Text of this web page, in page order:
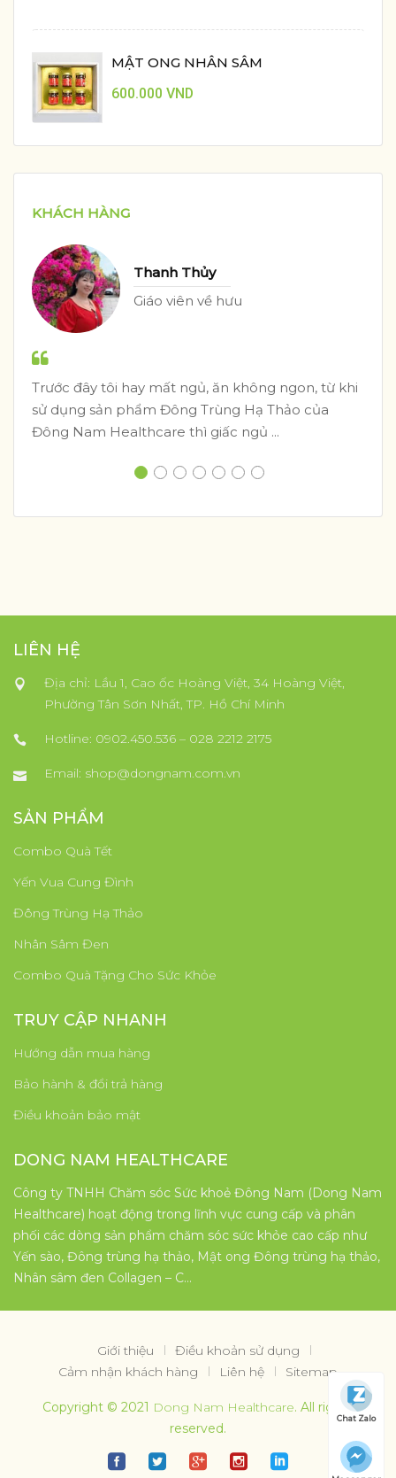
MẬT ONG NHÂN SÂM
600.000 VND
KHÁCH HÀNG
Thanh Thủy
Giáo viên về hưu
Trước đây tôi hay mất ngủ, ăn không ngon, từ khi
sử dụng sản phẩm Đông Trùng Hạ Thảo của
Đông Nam Healthcare thì giấc ngủ ...
LIÊN HỆ
Địa chỉ: Lầu 1, Cao ốc Hoàng Việt, 34 Hoàng Việt,
Phường Tân Sơn Nhất, TP. Hồ Chí Minh
Hotline: 0902.450.536 – 028 2212 2175
Email: shop@dongnam.com.vn
SẢN PHẨM
Combo Quà Tết
Yến Vua Cung Đình
Đông Trùng Hạ Thảo
Nhân Sâm Đen
Combo Quà Tặng Cho Sức Khỏe
TRUY CẬP NHANH
Hướng dẫn mua hàng
Bảo hành & đổi trả hàng
Điều khoản bảo mật
DONG NAM HEALTHCARE
Công ty TNHH Chăm sóc Sức khoẻ Đông Nam (Dong Nam
Healthcare) hoạt động trong lĩnh vực cung cấp và phân
phối các dòng sản phẩm chăm sóc sức khỏe cao cấp như
Yến sào, Đông trùng hạ thảo, Mật ong Đông trùng hạ thảo,
Nhân sâm đen Collagen – C…
Giới thiệu
Điều khoản sử dụng
Cảm nhận khách hàng
Liên hệ Sitemap
Copyright © 2021 Dong Nam Healthcare. All rights
reserved.
Chat Zalo